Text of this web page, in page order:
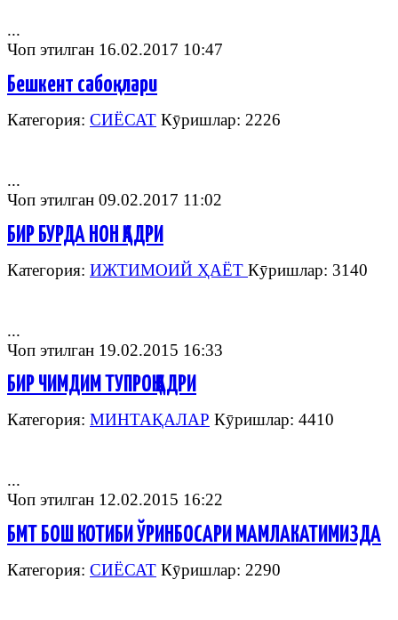
...
Чоп этилган 16.02.2017 10:47
Бешкент сабоқлари
Категория: СИЁСАТ Кӯришлар: 2226
...
Чоп этилган 09.02.2017 11:02
БИР БУРДА НОН ҚАДРИ
Категория: ИЖТИМОИЙ ҲАЁТ Кӯришлар: 3140
...
Чоп этилган 19.02.2015 16:33
БИР ЧИМДИМ ТУПРОҚ ҚАДРИ
Категория: МИНТАҚАЛАР Кӯришлар: 4410
...
Чоп этилган 12.02.2015 16:22
БМТ БОШ КОТИБИ ЎРИНБОСАРИ МАМЛАКАТИМИЗДА
Категория: СИЁСАТ Кӯришлар: 2290